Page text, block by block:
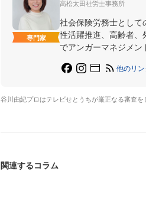
専門家
高松太田社労士事務所
社会保険労務士とし
性活躍推進、高齢者
でアンガーマネジメン
他のリン
谷川由紀プロはテレビせとうちが厳正なる審査を
関連するコラム